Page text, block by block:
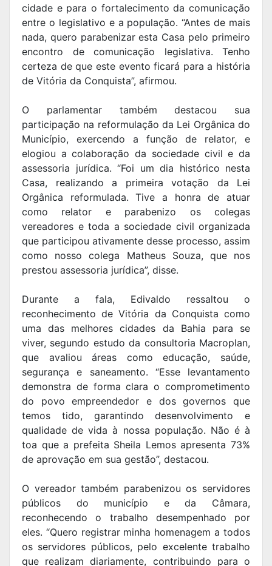
cidade e para o fortalecimento da comunicação
entre o legislativo e a população. “Antes de mais
nada, quero parabenizar esta Casa pelo primeiro
encontro de comunicação legislativa. Tenho
certeza de que este evento ficará para a história
de Vitória da Conquista”, afirmou.
O parlamentar também destacou sua
participação na reformulação da Lei Orgânica do
Município, exercendo a função de relator, e
elogiou a colaboração da sociedade civil e da
assessoria jurídica. “Foi um dia histórico nesta
Casa, realizando a primeira votação da Lei
Orgânica reformulada. Tive a honra de atuar
como relator e parabenizo os colegas
vereadores e toda a sociedade civil organizada
que participou ativamente desse processo, assim
como nosso colega Matheus Souza, que nos
prestou assessoria jurídica”, disse.
Durante a fala, Edivaldo ressaltou o
reconhecimento de Vitória da Conquista como
uma das melhores cidades da Bahia para se
viver, segundo estudo da consultoria Macroplan,
que avaliou áreas como educação, saúde,
segurança e saneamento. “Esse levantamento
demonstra de forma clara o comprometimento
do povo empreendedor e dos governos que
temos tido, garantindo desenvolvimento e
qualidade de vida à nossa população. Não é à
toa que a prefeita Sheila Lemos apresenta 73%
de aprovação em sua gestão”, destacou.
O vereador também parabenizou os servidores
públicos do município e da Câmara,
reconhecendo o trabalho desempenhado por
eles. “Quero registrar minha homenagem a todos
os servidores públicos, pelo excelente trabalho
que realizam diariamente, contribuindo para o